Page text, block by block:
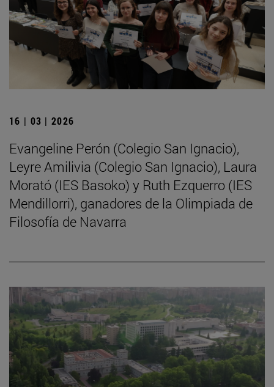
16 | 03 | 2026
Evangeline Perón (Colegio San Ignacio),
Leyre Amilivia (Colegio San Ignacio), Laura
Morató (IES Basoko) y Ruth Ezquerro (IES
Mendillorri), ganadores de la Olimpiada de
Filosofía de Navarra